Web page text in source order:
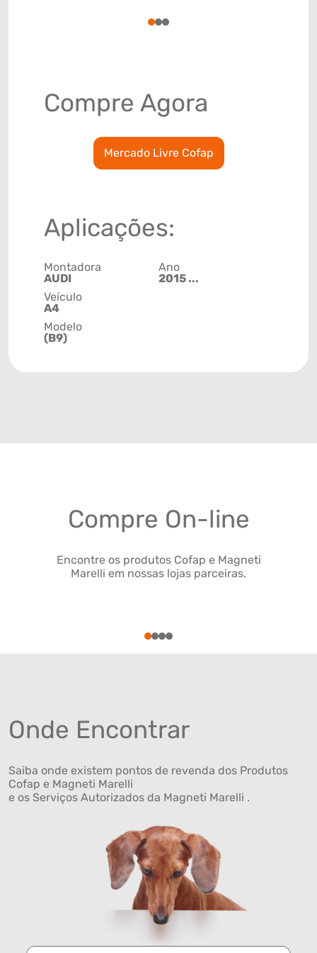
123
Compre Agora
Mercado Livre Cofap
Aplicações:
Montadora
AUDI
Veículo
A4
Modelo
(B9)
Ano
2015 ...
Compre On-line
Encontre os produtos Cofap e Magneti
Marelli em nossas lojas parceiras.
1234
Onde Encontrar
Saiba onde existem pontos de revenda dos Produtos
Cofap e Magneti Marelli
e os Serviços Autorizados da Magneti Marelli .